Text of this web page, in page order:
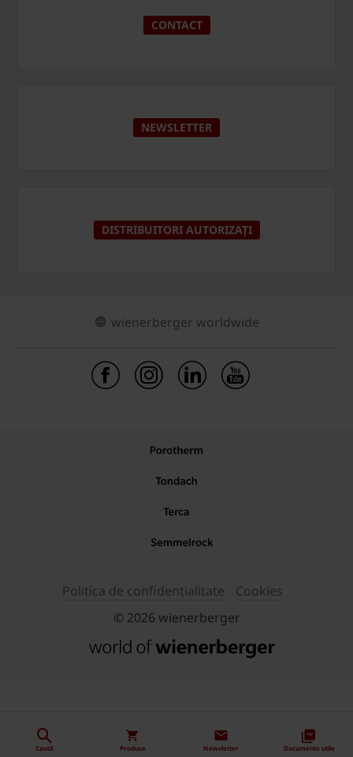
Caută Produse Newsletter Documente utile
CONTACT
NEWSLETTER
DISTRIBUITORI AUTORIZAȚI
wienerberger worldwide
Politica de confidențialitate
Cookies
© 2026 wienerberger